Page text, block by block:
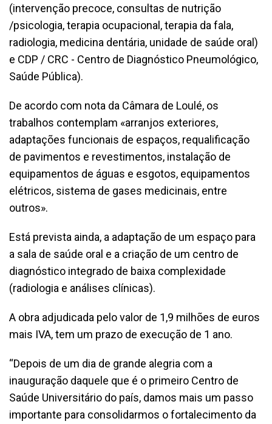
(intervenção precoce, consultas de nutrição
/psicologia, terapia ocupacional, terapia da fala,
radiologia, medicina dentária, unidade de saúde oral)
e CDP / CRC - Centro de Diagnóstico Pneumológico,
Saúde Pública).
De acordo com nota da Câmara de Loulé, os
trabalhos contemplam «arranjos exteriores,
adaptações funcionais de espaços, requalificação
de pavimentos e revestimentos, instalação de
equipamentos de águas e esgotos, equipamentos
elétricos, sistema de gases medicinais, entre
outros».
Está prevista ainda, a adaptação de um espaço para
a sala de saúde oral e a criação de um centro de
diagnóstico integrado de baixa complexidade
(radiologia e análises clínicas).
A obra adjudicada pelo valor de 1,9 milhões de euros
mais IVA, tem um prazo de execução de 1 ano.
“Depois de um dia de grande alegria com a
inauguração daquele que é o primeiro Centro de
Saúde Universitário do país, damos mais um passo
importante para consolidarmos o fortalecimento da